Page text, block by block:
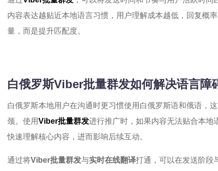
内容表达越贴近本地语言习惯，用户理解成本越低，回复概
量，而是提升匹配度。
白俄罗斯Viber批量群发如何解决语言障
白俄罗斯本地用户在沟通时更习惯使用白俄罗斯语和俄语，
颈。使用Viber批量群发进行推广时，如果内容无法贴合本地
快速理解核心内容，进而影响后续互动。
通过将Viber批量群发与实时在线翻译打通，可以在发送阶段